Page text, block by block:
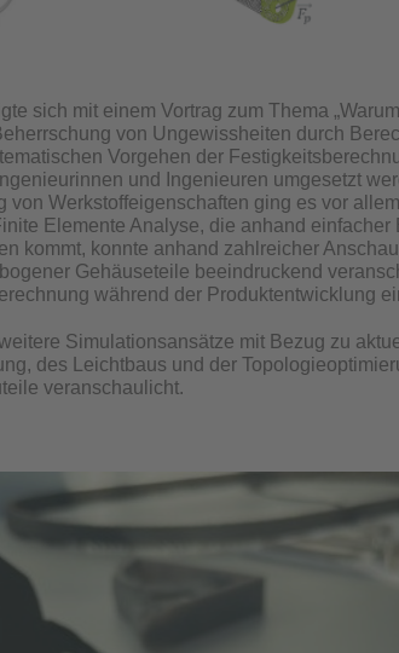
sich mit einem Vortrag zum Thema
von Ungewissheiten durch
Vorgehen der
und Ingenieuren umgesetzt
von Werkstoffeigenschaften ging es vor
Elemente Analyse, die anhand
kommt, konnte anhand zahlreicher
Gehäuseteile beeindruckend
während der Produktentwicklung
Simulationsansätze mit Bezug zu
des Leichtbaus und der
veranschaulicht.